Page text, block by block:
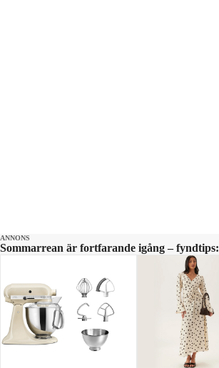
ANNONS
Sommarrean är fortfarande igång – fyndtips: